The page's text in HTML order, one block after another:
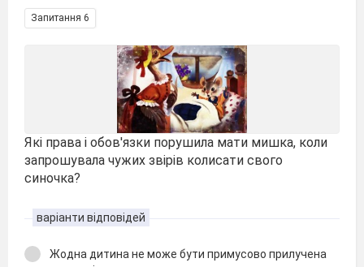
Запитання 6
Які права і обов′язки порушила мати мишка, коли
запрошувала чужих звірів колисати свого
синочка?
варіанти відповідей
Жодна дитина не може бути примусово прилучена